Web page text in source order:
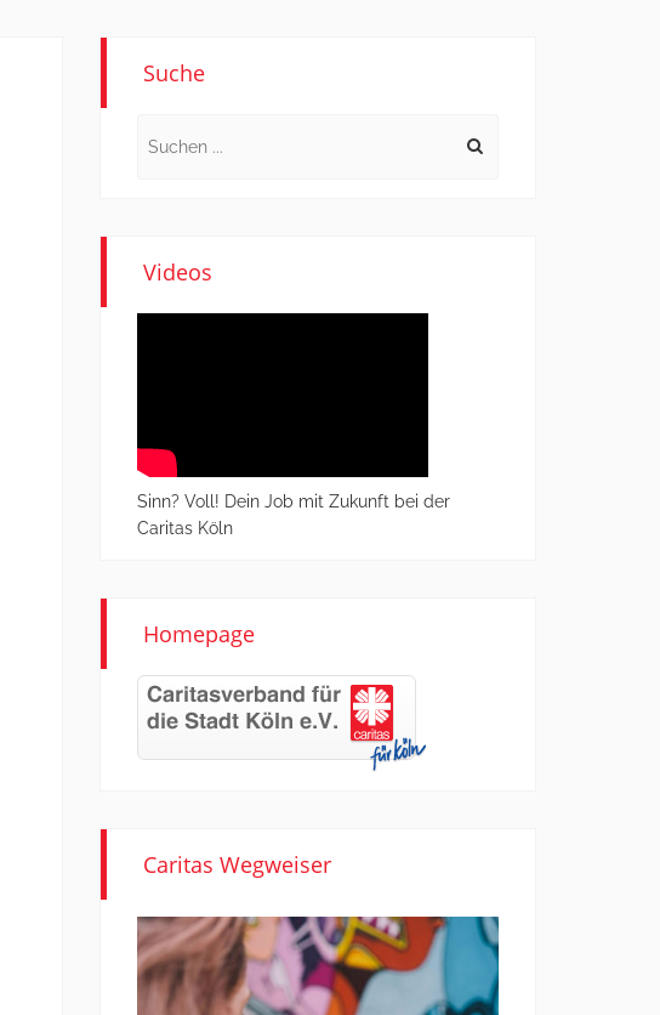
Suche
Videos
Sinn? Voll! Dein Job mit Zukunft bei der
Caritas Köln
Homepage
Caritas Wegweiser